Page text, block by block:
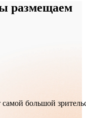
размещаем
большой